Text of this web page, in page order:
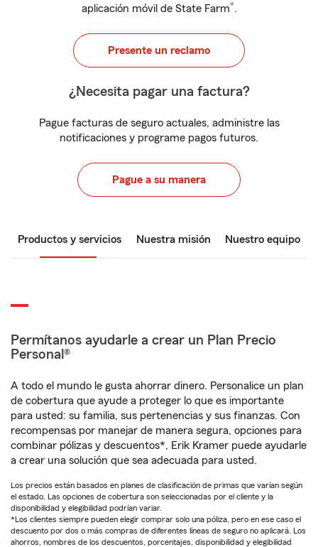
aplicación móvil de State Farm®.
Presente un reclamo
¿Necesita pagar una factura?
Pague facturas de seguro actuales, administre las
notificaciones y programe pagos futuros.
Pague a su manera
Productos y servicios Nuestra misión Nuestro equipo
Permítanos ayudarle a crear un Plan Precio
Personal®
A todo el mundo le gusta ahorrar dinero. Personalice un plan
de cobertura que ayude a proteger lo que es importante
para usted: su familia, sus pertenencias y sus finanzas. Con
recompensas por manejar de manera segura, opciones para
combinar pólizas y descuentos*, Erik Kramer puede ayudarle
a crear una solución que sea adecuada para usted.
Los precios están basados en planes de clasificación de primas que varían según
el estado. Las opciones de cobertura son seleccionadas por el cliente y la
disponibilidad y elegibilidad podrían variar.
*Los clientes siempre pueden elegir comprar solo una póliza, pero en ese caso el
descuento por dos o más compras de diferentes líneas de seguro no aplicará. Los
ahorros, nombres de los descuentos, porcentajes, disponibilidad y elegibilidad